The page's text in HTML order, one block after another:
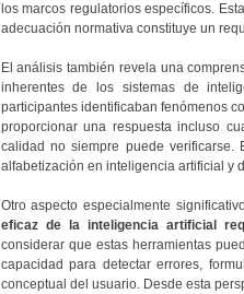
los marcos regulatorios específicos.
adecuación normativa constituye un
El análisis también revela una
inherentes de los sistemas de
participantes identificaban fenómenos
proporcionar una respuesta incluso
calidad no siempre puede verificarse.
alfabetización en inteligencia artificial y
Otro aspecto especialmente
eficaz de la inteligencia artificial
considerar que estas herramientas
capacidad para detectar errores,
conceptual del usuario. Desde esta